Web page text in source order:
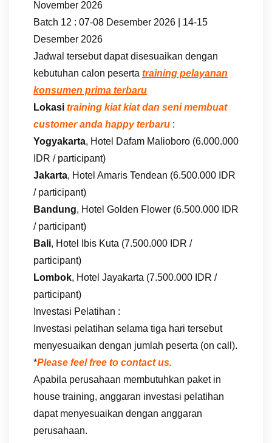
November 2026
Batch 12 : 07-08 Desember 2026 | 14-15
Desember 2026
Jadwal tersebut dapat disesuaikan dengan
kebutuhan calon peserta training pelayanan
konsumen prima terbaru
Lokasi training kiat kiat dan seni membuat
customer anda happy terbaru :
Yogyakarta, Hotel Dafam Malioboro (6.000.000
IDR / participant)
Jakarta, Hotel Amaris Tendean (6.500.000 IDR
/ participant)
Bandung, Hotel Golden Flower (6.500.000 IDR
/ participant)
Bali, Hotel Ibis Kuta (7.500.000 IDR /
participant)
Lombok, Hotel Jayakarta (7.500.000 IDR /
participant)
Investasi Pelatihan :
Investasi pelatihan selama tiga hari tersebut
menyesuaikan dengan jumlah peserta (on call).
*Please feel free to contact us.
Apabila perusahaan membutuhkan paket in
house training, anggaran investasi pelatihan
dapat menyesuaikan dengan anggaran
perusahaan.